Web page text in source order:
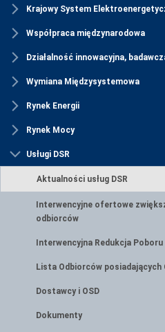
Krajowy System
Współpraca międzynarodowa
Działalność innowacyjna,
Wymiana Międzysystemowa
Rynek Energii
Rynek Mocy
Usługi DSR
Aktualności usług DSR
Interwencyjne ofertowe
odbiorców
Interwencyjna Redukcja Poboru
Lista Odbiorców posiadających
Dostawcy i OSD
Dokumenty